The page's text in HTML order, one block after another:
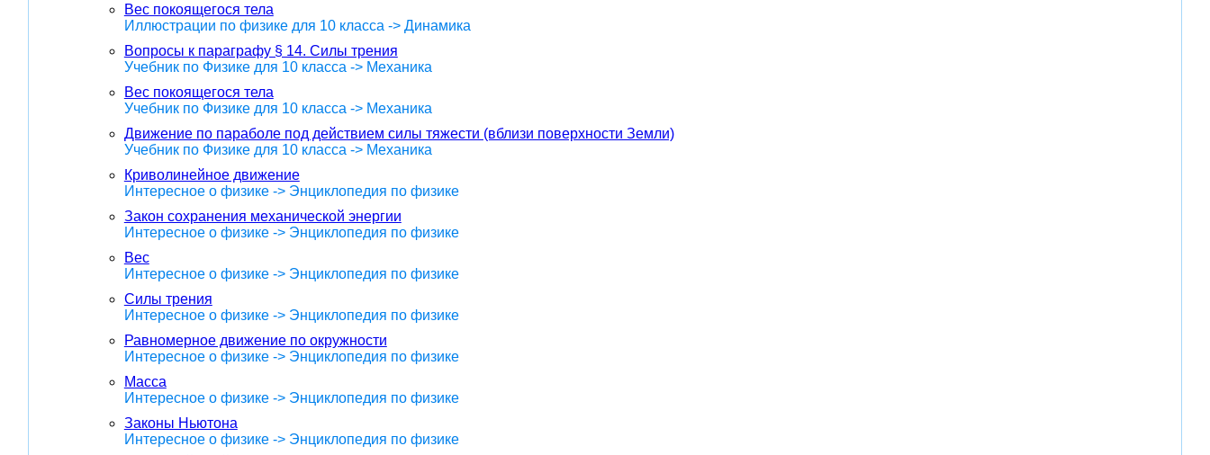
Вес покоящегося тела
Иллюстрации по физике для 10 класса -> Динамика
Вопросы к параграфу § 14. Силы трения
Учебник по Физике для 10 класса -> Механика
Вес покоящегося тела
Учебник по Физике для 10 класса -> Механика
Движение по параболе под действием силы тяжести (вблизи поверхности Земли)
Учебник по Физике для 10 класса -> Механика
Криволинейное движение
Интересное о физике -> Энциклопедия по физике
Закон сохранения механической энергии
Интересное о физике -> Энциклопедия по физике
Вес
Интересное о физике -> Энциклопедия по физике
Силы трения
Интересное о физике -> Энциклопедия по физике
Равномерное движение по окружности
Интересное о физике -> Энциклопедия по физике
Масса
Интересное о физике -> Энциклопедия по физике
Законы Ньютона
Интересное о физике -> Энциклопедия по физике